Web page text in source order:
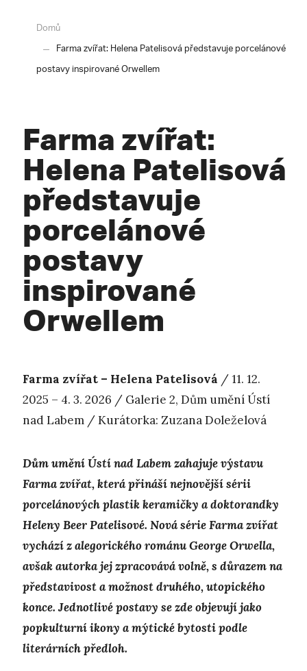
Domů
Farma zvířat: Helena Patelisová představuje porcelánové
postavy inspirované Orwellem
Farma zvířat:
Helena Patelisová
představuje
porcelánové
postavy
inspirované
Orwellem
Farma zvířat – Helena Patelisová / 11. 12.
2025 – 4. 3. 2026 / Galerie 2, Dům umění Ústí
nad Labem / Kurátorka: Zuzana Doleželová
Dům umění Ústí nad Labem zahajuje výstavu
Farma zvířat, která přináší nejnovější sérii
porcelánových plastik keramičky a doktorandky
Heleny Beer Patelisové. Nová série Farma zvířat
vychází z alegorického románu George Orwella,
avšak autorka jej zpracovává volně, s důrazem na
představivost a možnost druhého, utopického
konce. Jednotlivé postavy se zde objevují jako
popkulturní ikony a mýtické bytosti podle
literárních předloh.